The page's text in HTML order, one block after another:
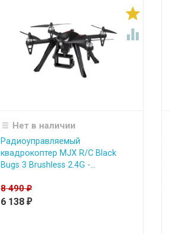


Нет в наличии
Радиоуправляемый
квадрокоптер MJX R/C Black
Bugs 3 Brushless 2.4G -...
8 490₽
6 138₽